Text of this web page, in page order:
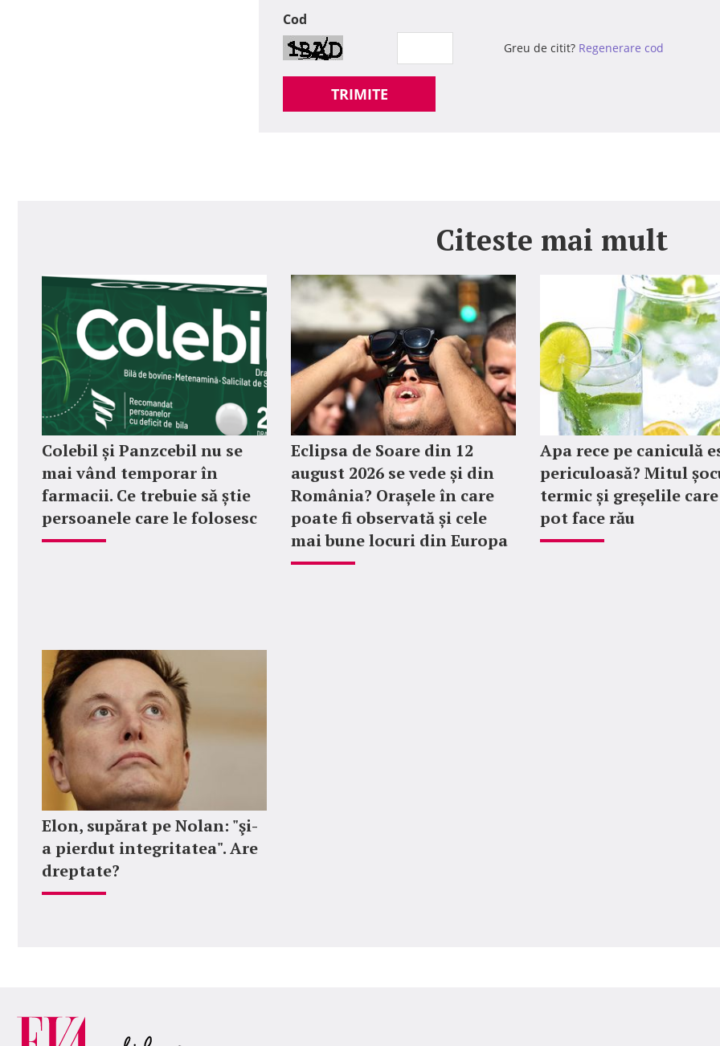
Cod
Greu de citit? Regenerare cod
TRIMITE
Citeste mai mult
Colebil și Panzcebil nu se
mai vând temporar în
farmacii. Ce trebuie să știe
persoanele care le folosesc
Eclipsa de Soare din 12
august 2026 se vede și din
România? Orașele în care
poate fi observată și cele
mai bune locuri din Europa
Apa rece pe caniculă
periculoasă? Mitul
termic și greșelile
pot face rău
Elon, supărat pe Nolan: "şi-
a pierdut integritatea". Are
dreptate?